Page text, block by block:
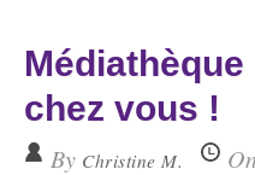
chez vous !
By Christine M. On